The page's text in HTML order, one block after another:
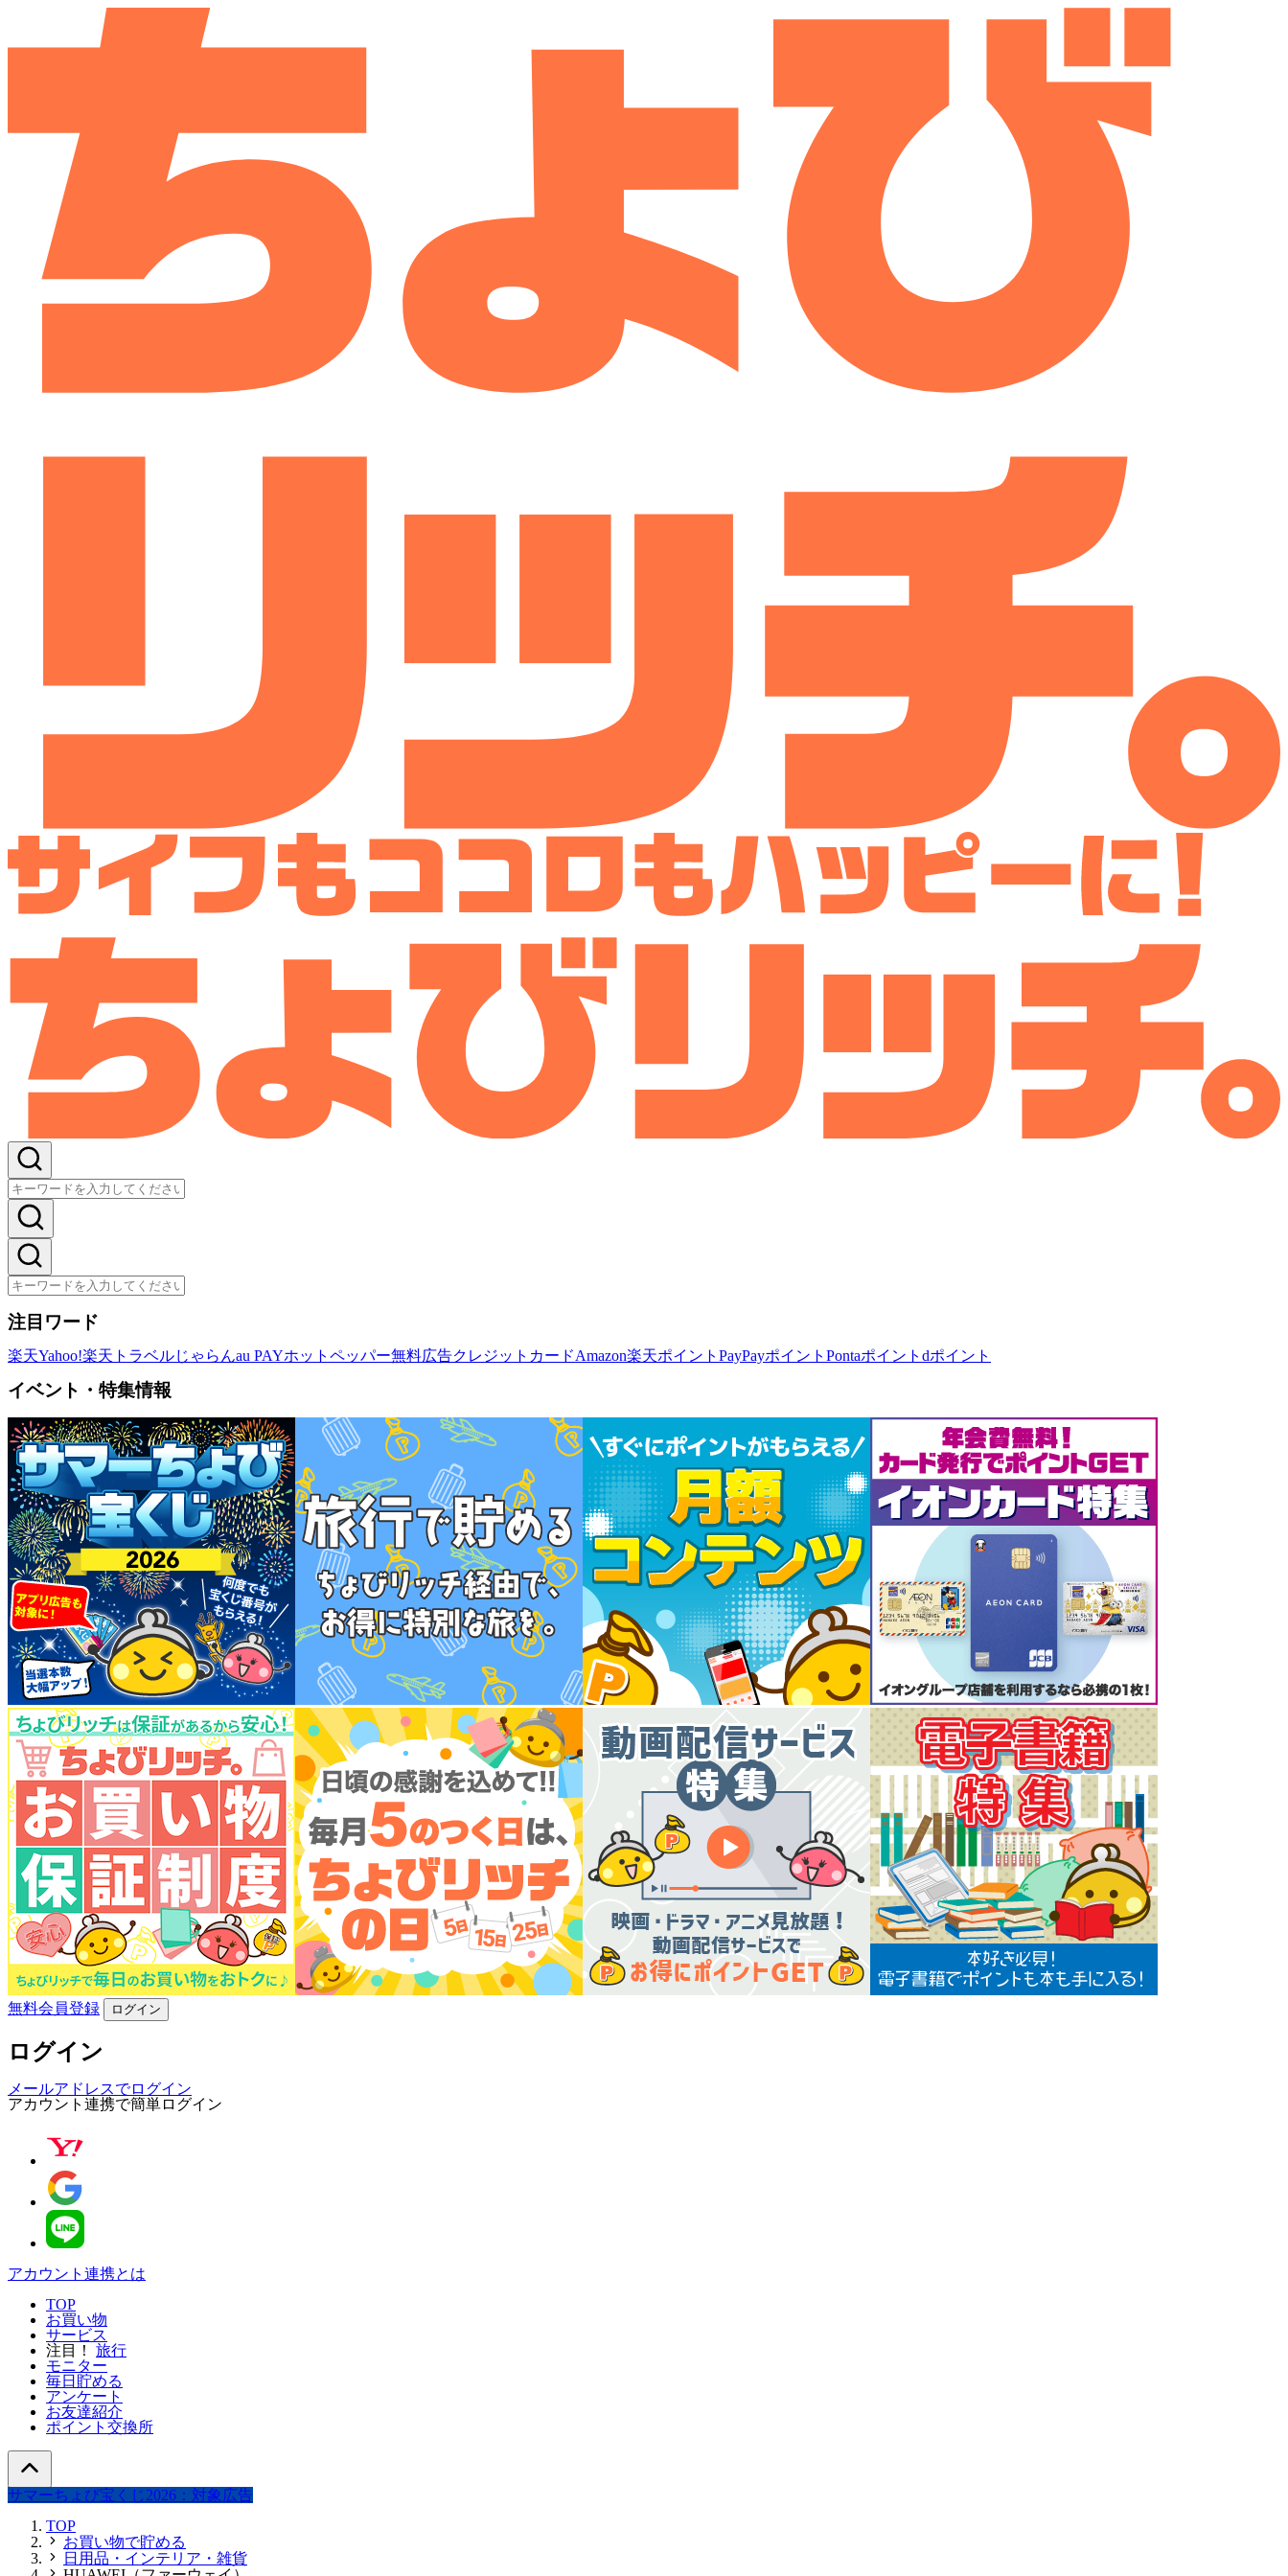
注目ワード
楽天Yahoo!楽天トラベルじゃらんau PAYホットペッパー無料広告クレジットカードAmazon楽天ポイント PayPayポイント Pontaポイント dポイント
イベント・特集情報
無料会員登録 ログイン
ログイン
メールアドレスでログイン
アカウント連携で簡単ログイン
アカウント連携とは
TOP
お買い物
サービス
注目！
旅行
モニター
毎日貯める
アンケート
お友達紹介
ポイント交換所
サマーちょび宝くじ2026：対象広告
TOP
お買い物で貯める
日用品・インテリア・雑貨